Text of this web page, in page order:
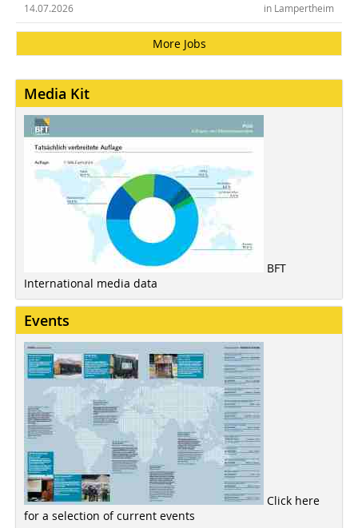
in Lampertheim
14.07.2026
More Jobs
Media Kit
BFT
International media data
Events
Click here
for a selection of current events